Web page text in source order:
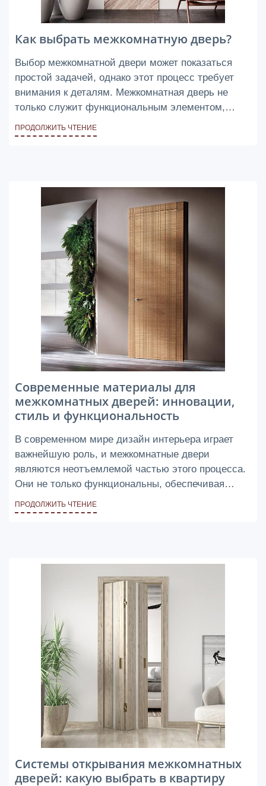
Как выбрать межкомнатную дверь?
Выбор межкомнатной двери может показаться
простой задачей, однако этот процесс требует
внимания к деталям. Межкомнатная дверь не
только служит функциональным элементом,
разделяющим пространства в вашем доме, но и
вносит вклад в его эстетику и общую атмосферу.
ПРОДОЛЖИТЬ ЧТЕНИЕ
Современные материалы для
межкомнатных дверей: инновации,
стиль и функциональность
В современном мире дизайн интерьера играет
важнейшую роль, и межкомнатные двери
являются неотъемлемой частью этого процесса.
Они не только функциональны, обеспечивая
приватность и разделение помещений, но и
служат стилистическим акцентом
ПРОДОЛЖИТЬ ЧТЕНИЕ
Системы открывания межкомнатных
дверей: какую выбрать в квартиру